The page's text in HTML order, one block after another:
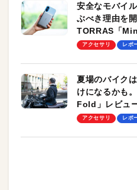
安全なモバイ
ぶべき理由を
TORRAS「
ーも
アクセサリ レポ
夏場のバイク
けになるかも
Fold」レビュ
却プレート、
アクセサリ レポ